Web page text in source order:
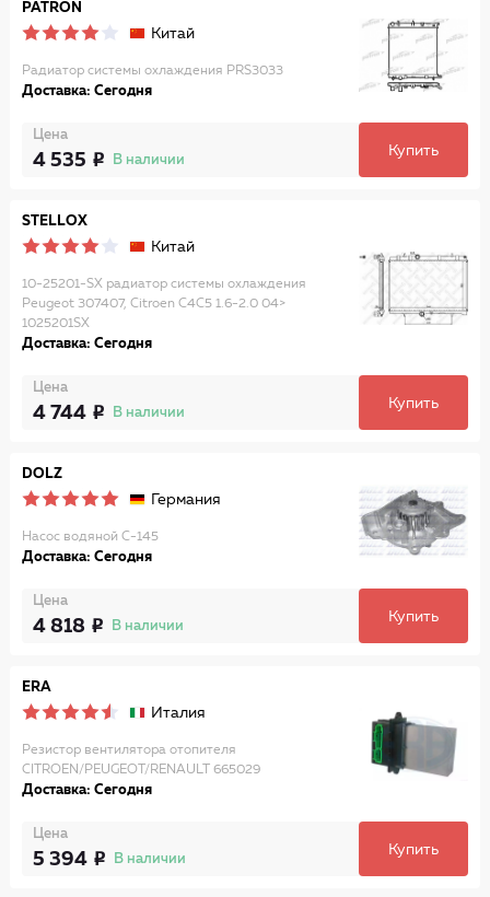
PATRON
Китай
Радиатор системы охлаждения PRS3033
Доставка: Сегодня
Цена
4 535 В наличии
Купить
STELLOX
Китай
10-25201-SX радиатор системы охлаждения
Peugeot 307407, Citroen C4C5 1.6-2.0 04>
1025201SX
Доставка: Сегодня
Цена
4 744 В наличии
Купить
DOLZ
Германия
Насос водяной C-145
Доставка: Сегодня
Цена
4 818 В наличии
Купить
ERA
Италия
Резистор вентилятора отопителя
CITROEN/PEUGEOT/RENAULT 665029
Доставка: Сегодня
Цена
5 394 В наличии
Купить